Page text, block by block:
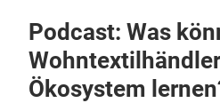
Podcast: Was
Ökosystem